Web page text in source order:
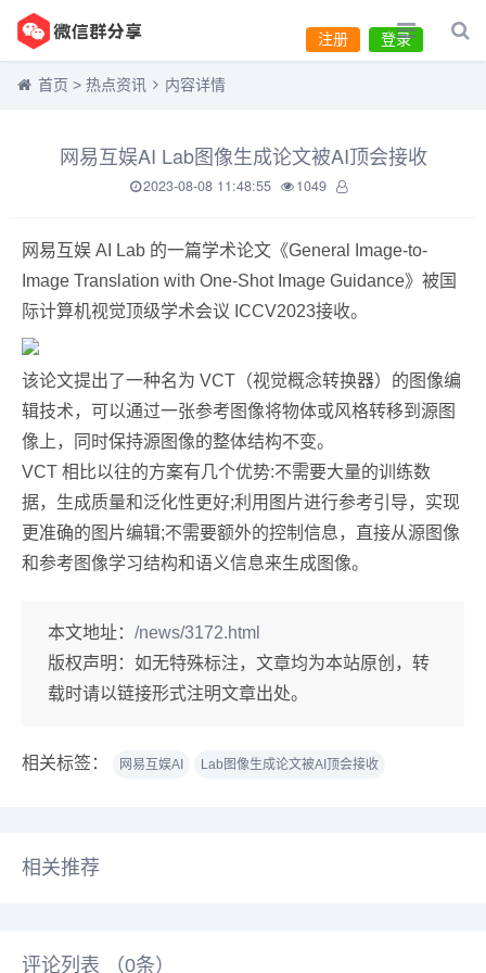
登录
注册
首页 > 热点资讯 内容详情
网易互娱AI Lab图像生成论文被AI顶会接收
2023-08-08 11:48:55 1049
网易互娱 AI Lab 的一篇学术论文《General Image-to-
Image Translation with One-Shot Image Guidance》被国
际计算机视觉顶级学术会议 ICCV2023接收。
该论文提出了一种名为 VCT（视觉概念转换器）的图像编
辑技术，可以通过一张参考图像将物体或风格转移到源图
像上，同时保持源图像的整体结构不变。
VCT 相比以往的方案有几个优势:不需要大量的训练数
据，生成质量和泛化性更好;利用图片进行参考引导，实现
更准确的图片编辑;不需要额外的控制信息，直接从源图像
和参考图像学习结构和语义信息来生成图像。
本文地址： /news/3172.html
版权声明： 如无特殊标注，文章均为本站原创，转
载时请以链接形式注明文章出处。
相关标签： 网易互娱AI Lab图像生成论文被AI顶会接收
相关推荐
评论列表 （0条）